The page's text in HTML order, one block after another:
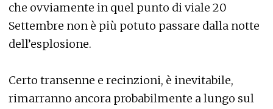
che ovviamente in quel punto di viale 20
Settembre non è più potuto passare dalla notte
dell’esplosione.
Certo transenne e recinzioni, è inevitabile,
rimarranno ancora probabilmente a lungo sul